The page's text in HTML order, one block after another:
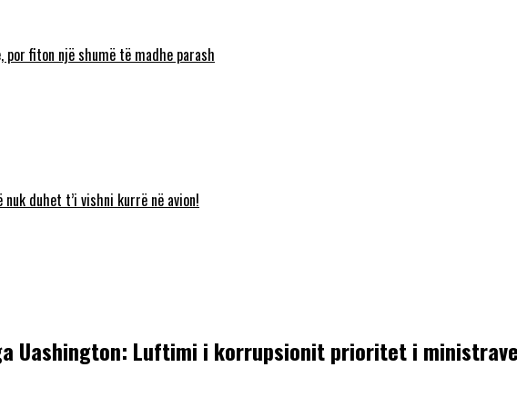
fiton një shumë të madhe parash
duhet t’i vishni kurrë në avion!
Uashington: Luftimi i korrupsionit prioritet i